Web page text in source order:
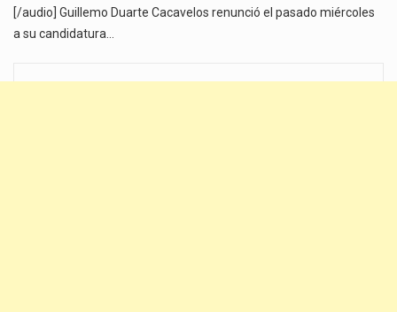
[/audio] Guillemo Duarte Cacavelos renunció el pasado miércoles
a su candidatura…